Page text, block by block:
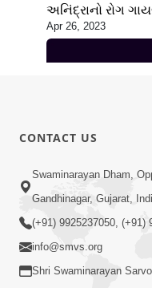
અનિંદ્રાનો રોગ
Swaminarayan |
Apr 26, 2023
રાજાધિરાજ ના
સ્વરૂપસ્થ રહેવું છકી
Spiritual Journey
CONTACT US
Swaminarayan Dham,
Gandhinagar, Gujarat,
(+91) 9925237050, (+91)
info@smvs.org
Shri Swaminarayan